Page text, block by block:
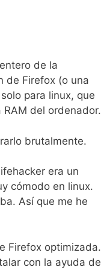
de la
de Firefox (o una
para linux, que
del ordenador.
brutalmente.
era un
cómodo en linux.
Así que me he
Firefox optimizada.
con la ayuda de